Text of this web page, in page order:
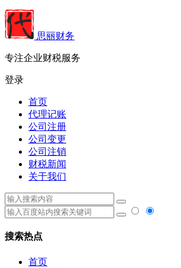
思丽财务
专注企业财税服务
登录
首页
代理记账
公司注册
公司变更
公司注销
财税新闻
关于我们
搜索热点
首页